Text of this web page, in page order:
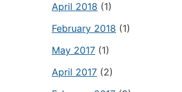
April 2018 (1)
February 2018 (1)
May 2017 (1)
April 2017 (2)